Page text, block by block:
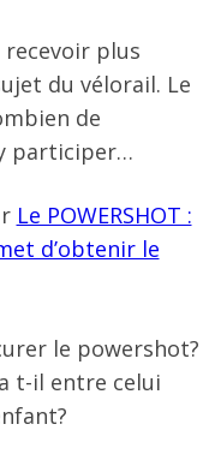
recevoir plus
du vélorail. Le
de
participer…
Le POWERSHOT :
d’obtenir le
le powershot?
t-il entre celui